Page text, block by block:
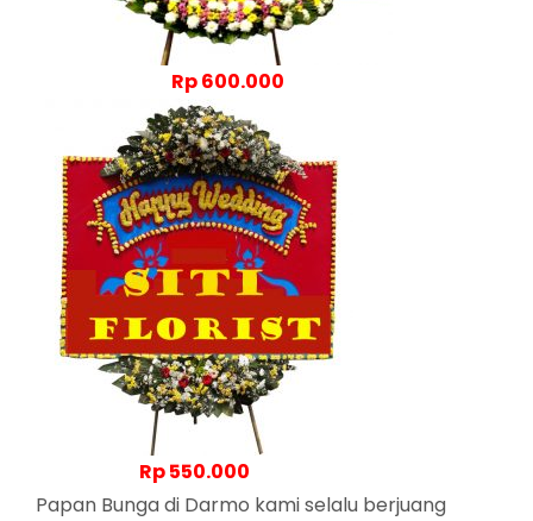
Rp 600.000
Rp 550.000
Papan Bunga di Darmo kami selalu berjuang